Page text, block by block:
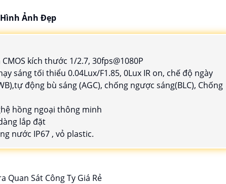
Hình Ảnh Đẹp
kích thước 1/2.7, 30fps@1080P
sáng tối thiểu 0.04Lux/F1.85, 0Lux IR on, chế độ ngày
động bù sáng (AGC), chống ngược sáng(BLC), Chống
hồng ngoại thông minh
lắp đặt
nước IP67 , vỏ plastic.